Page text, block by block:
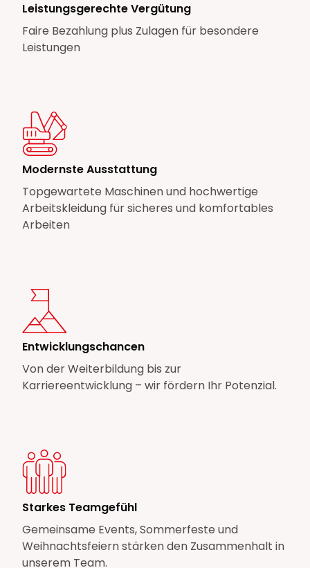
Leistungsgerechte Vergütung
Faire Bezahlung plus Zulagen für besondere
Leistungen
Modernste Ausstattung
Topgewartete Maschinen und hochwertige
Arbeitskleidung für sicheres und komfortables
Arbeiten
Entwicklungschancen
Von der Weiterbildung bis zur
Karriereentwicklung – wir fördern Ihr Potenzial.
Starkes Teamgefühl
Gemeinsame Events, Sommerfeste und
Weihnachtsfeiern stärken den Zusammenhalt in
unserem Team.